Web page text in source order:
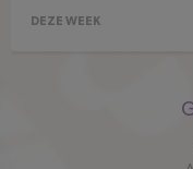
DEZE WEEK